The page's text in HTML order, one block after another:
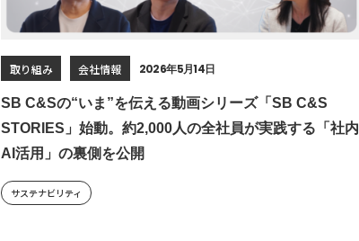
取り組み 会社情報 2026年5月14日
SB C&Sの“いま”を伝える動画シリーズ「SB C&S
STORIES」始動。約2,000人の全社員が実践する「社内
AI活用」の裏側を公開
サステナビリティ